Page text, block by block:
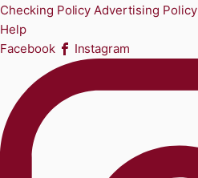
Checking Policy Advertising Policy
Help
Facebook
Instagram